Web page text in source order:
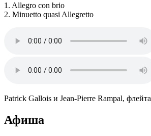
1. Allegro con brio
2. Minuetto quasi Allegretto
Patrick Gallois и Jean-Pierre Rampal, флейта
Афиша